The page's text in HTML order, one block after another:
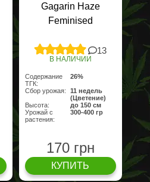
Gagarin Haze
Feminised
13
В НАЛИЧИИ
Содержание
ТГК:
26%
Сбор урожая:
11 недель
(Цветение)
Высота:
до 150 см
Урожай с
растения:
300-400 гр
170 грн
КУПИТЬ